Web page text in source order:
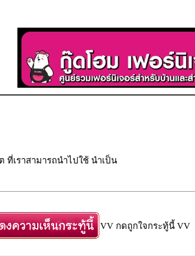
เราสามารถนำไปใช้ นำเป็น
VV กดถูกใจกระทู้นี้ VV